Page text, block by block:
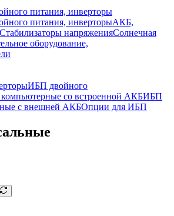
питания, инверторы
питания, инверторыАКБ,
Стабилизаторы напряженияСолнечная
оборудование,
ИБП двойного
со встроенной АКБИБП
с внешней АКБОпции для ИБП